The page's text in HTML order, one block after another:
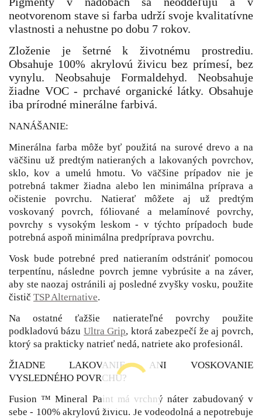
neotvorenom stave si farba udrží svoje kvalitatívne
vlastnosti a nehustne po dobu 7 rokov.
Zloženie je šetrné k životnému prostrediu.
Obsahuje 100% akrylovú živicu bez prímesí, bez
vynylu. Neobsahuje Formaldehyd. Neobsahuje
žiadne VOC - prchavé organické látky. Obsahuje
iba prírodné minerálne farbivá.
NANÁŠANIE:
Minerálna farba môže byť použitá na surové drevo a na
väčšinu už predtým natieraných a lakovaných povrchov,
sklo, kov a umelú hmotu. Vo väčšine prípadov nie je
potrebná takmer žiadna alebo len minimálna príprava a
očistenie povrchu. Natierať môžete aj už predtým
voskovaný povrch, fóliované a melamínové povrchy,
povrchy s vysokým leskom - v týchto prípadoch bude
potrebná aspoň minimálna predpríprava povrchu.
Vosk bude potrebné pred natieraním odstrániť pomocou
terpentínu, následne povrch jemne vybrúsite a na záver,
aby ste naozaj ostránili aj posledné zvyšky vosku, použite
čistič TSP Alternative.
Na ostatné ťažšie natierateľné povrchy použite
podkladovú bázu Ultra Grip, ktorá zabezpečí že aj povrch,
ktorý sa prakticky natrieť nedá, natriete ako profesionál.
ŽIADNE LAKOVANIE ANI VOSKOVANIE
VYSLEDNÉHO POVRCHU?
Fusion ™ Mineral Paint má vrchný náter zabudovaný v
sebe - 100% akrylovú živicu. Je vodeodolná a nepotrebuje